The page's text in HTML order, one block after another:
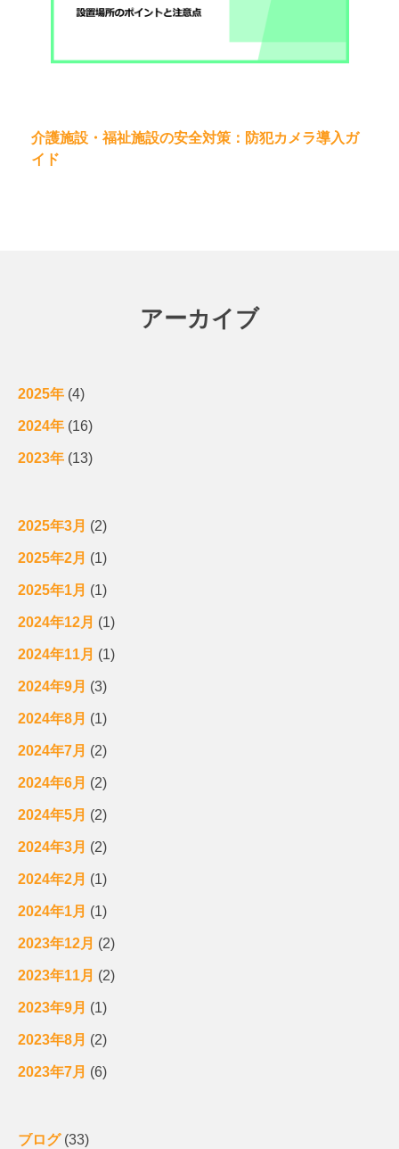
介護施設・福祉施設の安全対策：防犯カメラ導入ガ
イド
アーカイブ
2025年 (4)
2024年 (16)
2023年 (13)
2025年3月 (2)
2025年2月 (1)
2025年1月 (1)
2024年12月 (1)
2024年11月 (1)
2024年9月 (3)
2024年8月 (1)
2024年7月 (2)
2024年6月 (2)
2024年5月 (2)
2024年3月 (2)
2024年2月 (1)
2024年1月 (1)
2023年12月 (2)
2023年11月 (2)
2023年9月 (1)
2023年8月 (2)
2023年7月 (6)
ブログ(33)